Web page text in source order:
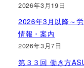
2026年3月19日
2026年3月以降～
情報・案内
2026年3月7日
第３３回 働き方